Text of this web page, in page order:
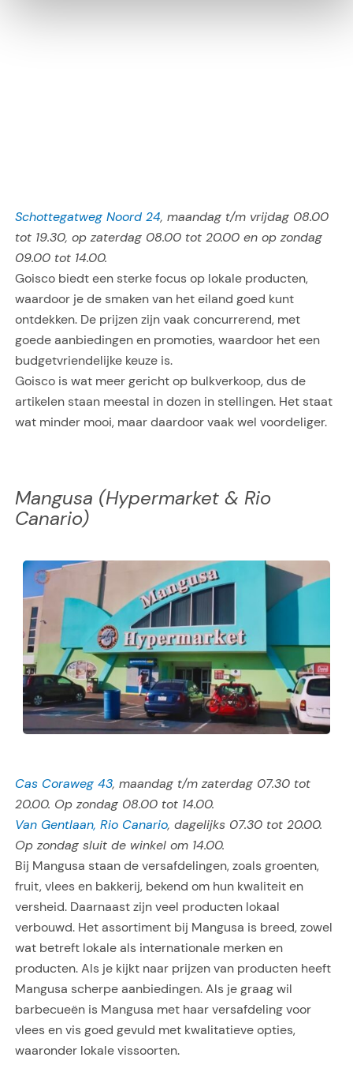
Schottegatweg Noord 24, maandag t/m vrijdag 08.00
tot 19.30, op zaterdag 08.00 tot 20.00 en op zondag
09.00 tot 14.00.
Goisco biedt een sterke focus op lokale producten,
waardoor je de smaken van het eiland goed kunt
ontdekken. De prijzen zijn vaak concurrerend, met
goede aanbiedingen en promoties, waardoor het een
budgetvriendelijke keuze is.
Goisco is wat meer gericht op bulkverkoop, dus de
artikelen staan meestal in dozen in stellingen. Het staat
wat minder mooi, maar daardoor vaak wel voordeliger.
Mangusa (Hypermarket & Rio
Canario)
Cas Coraweg 43, maandag t/m zaterdag 07.30 tot
20.00. Op zondag 08.00 tot 14.00.
Van Gentlaan, Rio Canario, dagelijks 07.30 tot 20.00.
Op zondag sluit de winkel om 14.00.
Bij Mangusa staan de versafdelingen, zoals groenten,
fruit, vlees en bakkerij, bekend om hun kwaliteit en
versheid. Daarnaast zijn veel producten lokaal
verbouwd. Het assortiment bij Mangusa is breed, zowel
wat betreft lokale als internationale merken en
producten. Als je kijkt naar prijzen van producten heeft
Mangusa scherpe aanbiedingen. Als je graag wil
barbecueën is Mangusa met haar versafdeling voor
vlees en vis goed gevuld met kwalitatieve opties,
waaronder lokale vissoorten.